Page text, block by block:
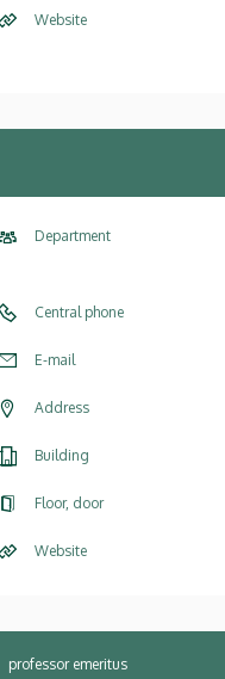
Website
Department
Central phone
E-mail
Address
Building
Floor, door
Website
professor emeritus